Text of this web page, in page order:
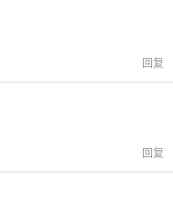
回复
回复